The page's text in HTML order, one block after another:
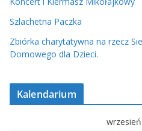
Szlachetna Paczka
Zbiórka charytatywna na rzecz
Domowego dla Dzieci.
Kalendarium